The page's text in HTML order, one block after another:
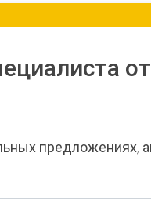
предложениях,